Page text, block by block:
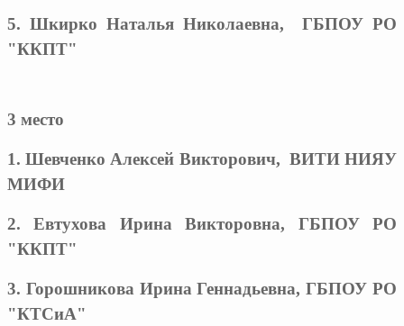
5. Шкирко Наталья Николаевна, ГБПОУ РО
"ККПТ"
3 место
1. Шевченко Алексей Викторович, ВИТИ НИЯУ
МИФИ
2. Евтухова Ирина Викторовна, ГБПОУ РО
"ККПТ"
3. Горошникова Ирина Геннадьевна, ГБПОУ РО
"КТСиА"